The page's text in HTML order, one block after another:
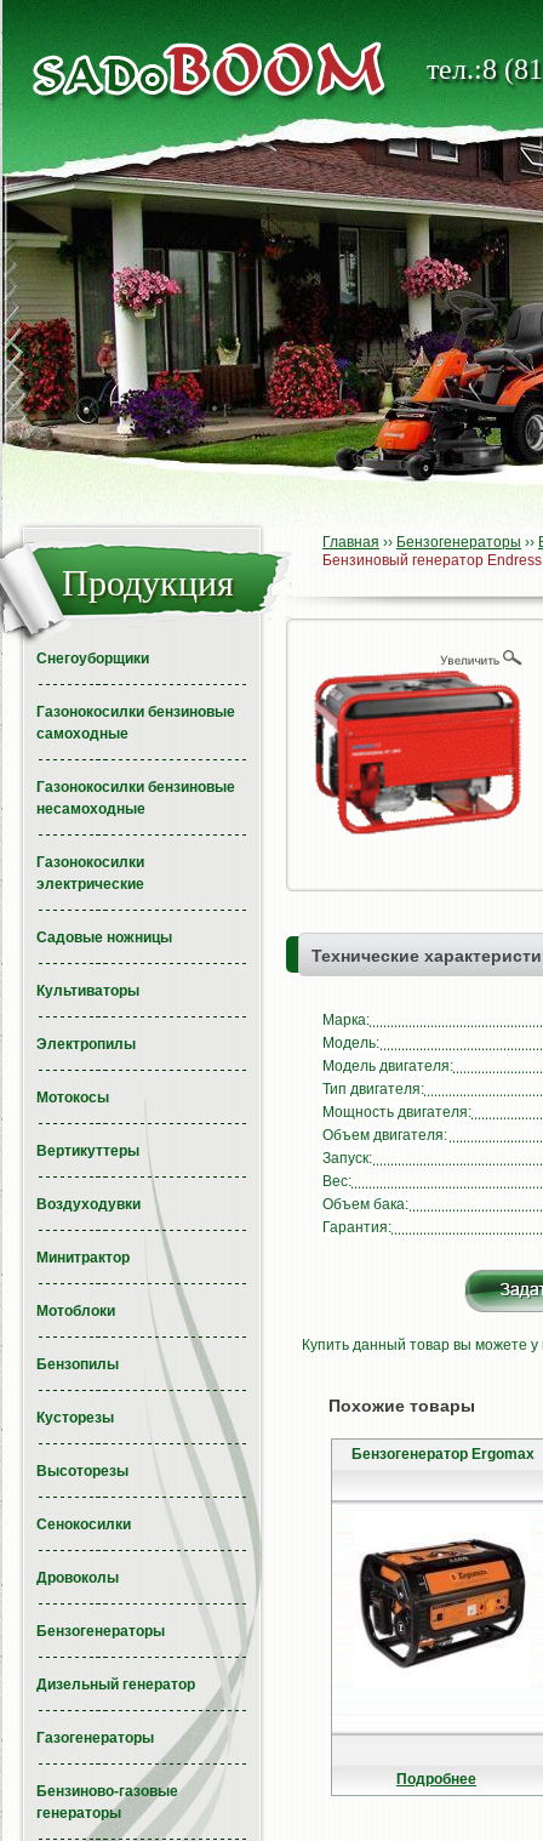
тел.:8
Главная ›› Бензогенераторы ››
Бензиновый генератор Endress
Технические
Марка:
Модель:
Модель двигателя:
Тип двигателя:
Мощность двигателя:
Объем двигателя:
Запуск:
Вес:
Объем бака:
Гарантия:
Купить данный товар вы можете
Похожие товары
Бензогенератор Ergomax
Подробнее
Продукция
Снегоуборщики
Газонокосилки бензиновые
самоходные
Газонокосилки бензиновые
несамоходные
Газонокосилки
электрические
Садовые ножницы
Культиваторы
Электропилы
Мотокосы
Вертикуттеры
Воздуходувки
Минитрактор
Мотоблоки
Бензопилы
Кусторезы
Высоторезы
Сенокосилки
Дровоколы
Бензогенераторы
Дизельный генератор
Газогенераторы
Бензиново-газовые
генераторы